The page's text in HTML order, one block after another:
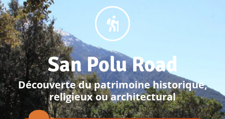
San Polu Road
Découverte du patrimoine historique,
religieux ou architectural